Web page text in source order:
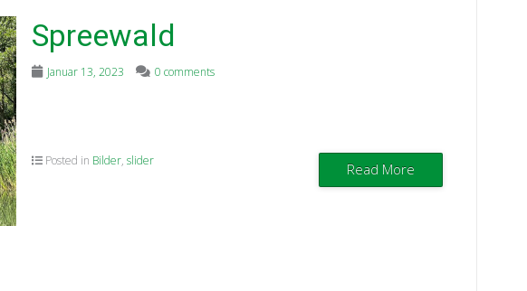
Spreewald
Januar 13, 2023 0 comments
Posted in Bilder, slider Read More